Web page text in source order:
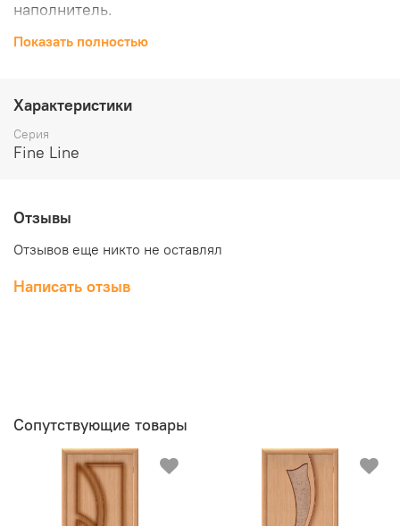
наполнитель.
Файн-лайн шпон, двухкомпонентный
"121" бронзовое.
40
Масса брутто, кг:
0.049
Показать полностью
Характеристики
Серия
Fine Line
Отзывы
Отзывов еще никто не оставлял
Написать отзыв
Сопутствующие товары